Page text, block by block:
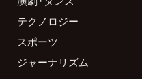
テクノロジー
スポーツ
ジャーナリズム